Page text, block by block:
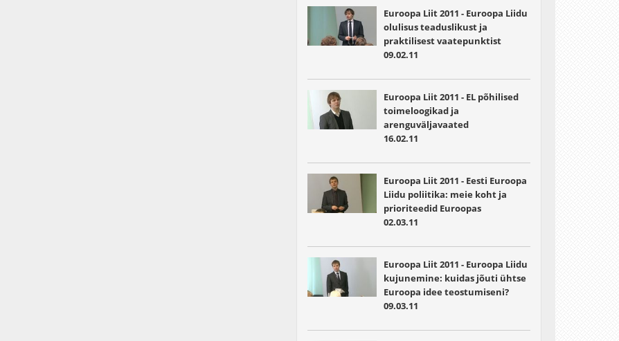
Euroopa Liit 2011 - Euroopa Liidu
olulisus teaduslikust ja
praktilisest vaatepunktist
09.02.11
Euroopa Liit 2011 - EL põhilised
toimeloogikad ja
arenguväljavaated
16.02.11
Euroopa Liit 2011 - Eesti Euroopa
Liidu poliitika: meie koht ja
prioriteedid Euroopas
02.03.11
Euroopa Liit 2011 - Euroopa Liidu
kujunemine: kuidas jõuti ühtse
Euroopa idee teostumiseni?
09.03.11